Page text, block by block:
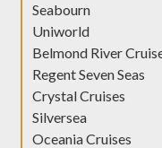
Seabourn
Uniworld
Belmond River
Regent Seven Seas
Crystal Cruises
Silversea
Oceania Cruises